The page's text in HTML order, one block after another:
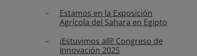
Estamos en la Exposición
Agrícola del Sahara en Egipto
¡Estuvimos allí! Congreso de
Innovación 2025